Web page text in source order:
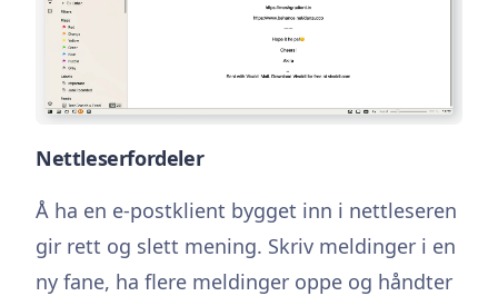
Nettleserfordeler
Å ha en e-postklient bygget inn i nettleseren
gir rett og slett mening. Skriv meldinger i en
ny fane, ha flere meldinger oppe og håndter